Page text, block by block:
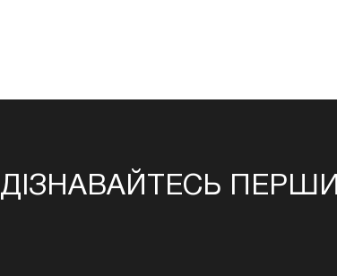
ДІЗНАВАЙТЕСЬ